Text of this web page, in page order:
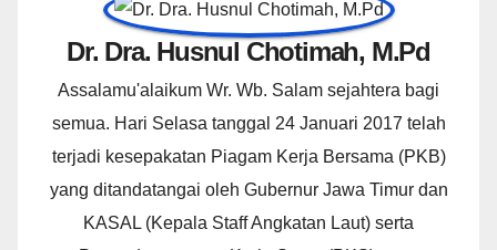
Dr. Dra. Husnul Chotimah, M.Pd
Assalamu'alaikum Wr. Wb. Salam sejahtera bagi
semua. Hari Selasa tanggal 24 Januari 2017 telah
terjadi kesepakatan Piagam Kerja Bersama (PKB)
yang ditandatangai oleh Gubernur Jawa Timur dan
KASAL (Kepala Staff Angkatan Laut) serta